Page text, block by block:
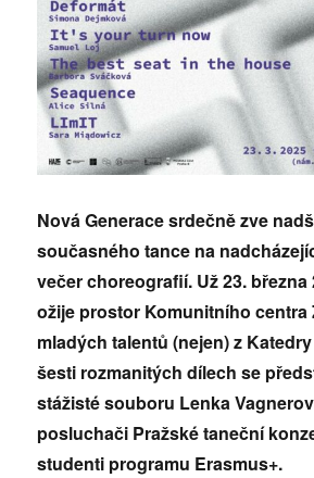
Nová Generace srdečně zve
současného tance na
večer choreografií. Už 23. března
ožije prostor Komunitního centra
mladých talentů (nejen) z
šesti rozmanitých dílech se
stážisté souboru Lenka
posluchači Pražské taneční
studenti programu Erasmus+.